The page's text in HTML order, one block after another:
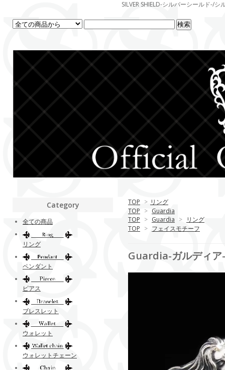
SILVER SHIELD-シルバーシールド-/
TOP > リング
TOP > Guardia
TOP > Guardia > リング
TOP > フェイスモチーフ
Guardia-ガルディ
Category
全ての商品
リング
ペンダント
ピアス
ブレスレット
ウォレット
ウォレットチェーン